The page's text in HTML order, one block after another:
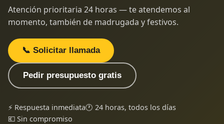
Atención prioritaria 24 horas — te atendemos al
momento, también de madrugada y festivos.
📞 Solicitar llamada
Pedir presupuesto gratis
⚡ Respuesta inmediata🕐 24 horas, todos los días
💶 Sin compromiso